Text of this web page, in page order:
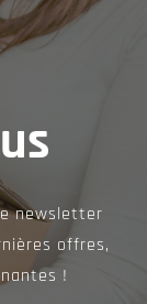
newsletter
offres,
!